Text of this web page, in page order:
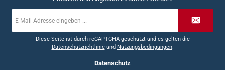
Mail-
Diese Seite ist durch reCAPTCHA geschützt und es gelten die
Datenschutzrichtlinieund Nutzungsbedingungen.
Datenschutz